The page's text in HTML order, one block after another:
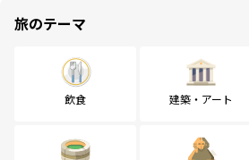
旅のテーマ
飲食 建築・アート